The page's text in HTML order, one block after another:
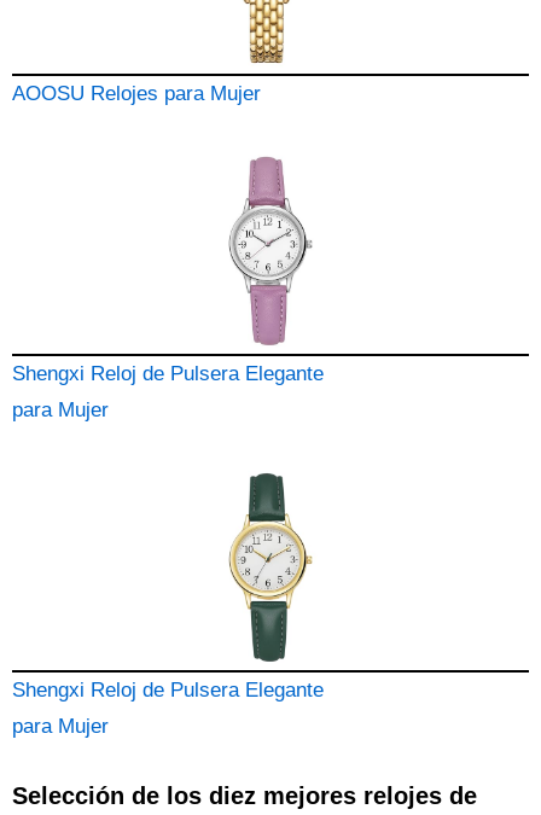
AOOSU Relojes para Mujer
Shengxi Reloj de Pulsera Elegante
para Mujer
Shengxi Reloj de Pulsera Elegante
para Mujer
Selección de los diez mejores relojes de